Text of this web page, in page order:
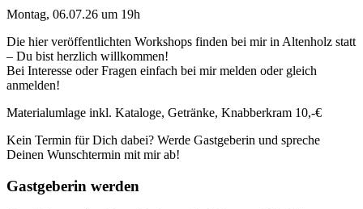
Montag, 06.07.26 um 19h
Die hier veröffentlichten Workshops finden bei mir in Altenholz statt
– Du bist herzlich willkommen!
Bei Interesse oder Fragen einfach bei mir melden oder gleich
anmelden!
Materialumlage inkl. Kataloge, Getränke, Knabberkram 10,-€
Kein Termin für Dich dabei? Werde Gastgeberin und spreche
Deinen Wunschtermin mit mir ab!
Gastgeberin werden